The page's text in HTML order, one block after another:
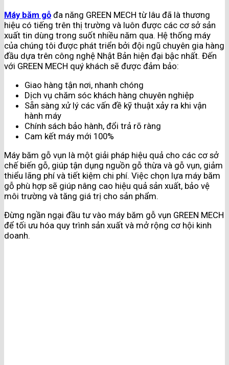
Máy băm gỗ đa năng GREEN MECH từ lâu đã là thương
hiệu có tiếng trên thị trường và luôn được các cơ sở sản
xuất tin dùng trong suốt nhiều năm qua. Hệ thống máy
của chúng tôi được phát triển bởi đội ngũ chuyên gia hàng
đầu dựa trên công nghệ Nhật Bản hiện đại bậc nhất. Đến
với GREEN MECH quý khách sẽ được đảm bảo:
Giao hàng tận nơi, nhanh chóng
Dịch vụ chăm sóc khách hàng chuyên nghiệp
Sẵn sàng xử lý các vấn đề kỹ thuật xảy ra khi vận
hành máy
Chính sách bảo hành, đổi trả rõ ràng
Cam kết máy mới 100%
Máy băm gỗ vụn là một giải pháp hiệu quả cho các cơ sở
chế biến gỗ, giúp tận dụng nguồn gỗ thừa và gỗ vụn, giảm
thiểu lãng phí và tiết kiệm chi phí. Việc chọn lựa máy băm
gỗ phù hợp sẽ giúp nâng cao hiệu quả sản xuất, bảo vệ
môi trường và tăng giá trị cho sản phẩm.
Đừng ngần ngại đầu tư vào máy băm gỗ vụn GREEN MECH
để tối ưu hóa quy trình sản xuất và mở rộng cơ hội kinh
doanh.